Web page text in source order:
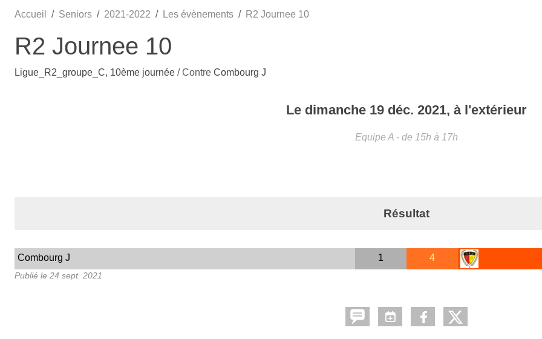
Accueil Seniors 2021-2022 Les évènements R2 Journee 10
R2 Journee 10
Ligue_R2_groupe_C, 10ème journée / Contre Combourg J
Le dimanche 19 déc. 2021, à l'extérieur
Equipe A - de 15h à 17h
Résultat
Combourg J 1 4
Publié le 24 sept. 2021